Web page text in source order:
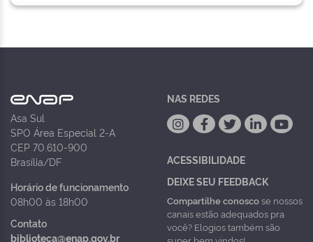
Asa Sul
SPO Área Especial 2-A
CEP 70.610-900
Brasília/DF
Horário de funcionamento
08h00 às 18h00
Contato
biblioteca@enap.gov.br
NAS REDES
ACESSIBILIDADE
DEIXE SEU FEEDBACK
Compartilhe conoscose nossos
canais estão adequados pra
você? Elogios também são